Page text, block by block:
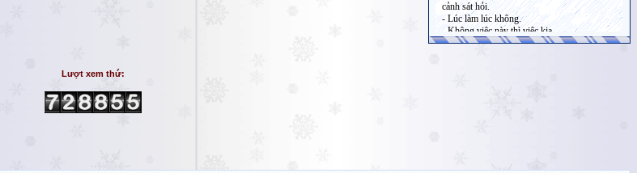
Lượt xem thứ: